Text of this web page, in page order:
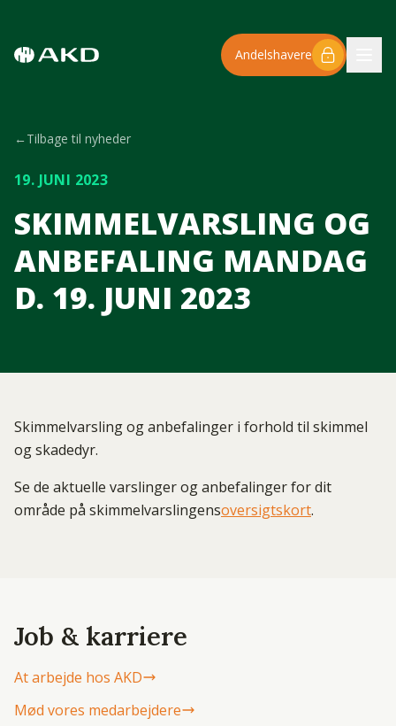
Andelshavere
←Tilbage til nyheder
19. JUNI 2023
SKIMMELVARSLING OG
ANBEFALING MANDAG
D. 19. JUNI 2023
Skimmelvarsling og anbefalinger i forhold til skimmel
og skadedyr.
Se de aktuelle varslinger og anbefalinger for dit
område på skimmelvarslingensoversigtskort.
Job & karriere
At arbejde hos AKD
Mød vores medarbejdere